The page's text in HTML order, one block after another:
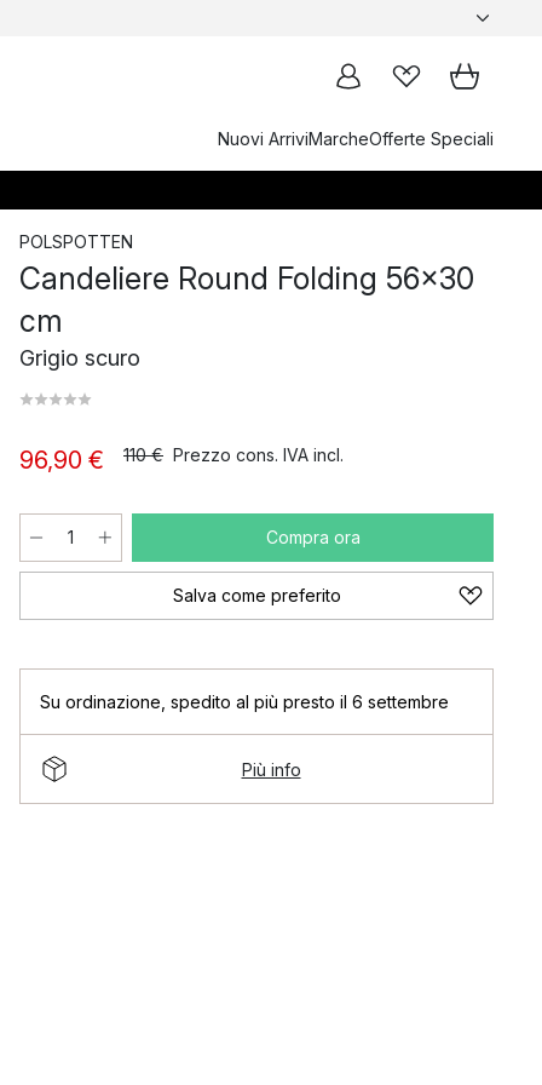
Nuovi ArriviMarcheOfferte Speciali
POLSPOTTEN
Candeliere Round Folding 56x30
cm
Grigio scuro
96,90 € 110 € Prezzo cons. IVA incl.
Compra ora
Salva come preferito
Su ordinazione spedito al più presto il 6 settembre
Più info